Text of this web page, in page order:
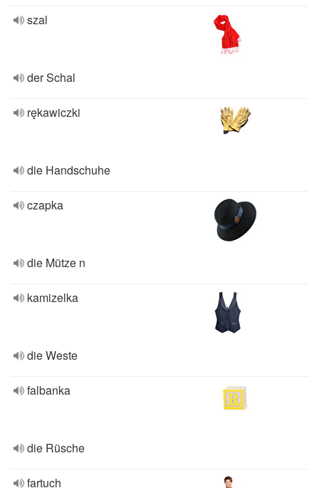
szal
der Schal
rękawiczki
die Handschuhe
czapka
die Mütze n
kamizelka
die Weste
falbanka
die Rüsche
fartuch